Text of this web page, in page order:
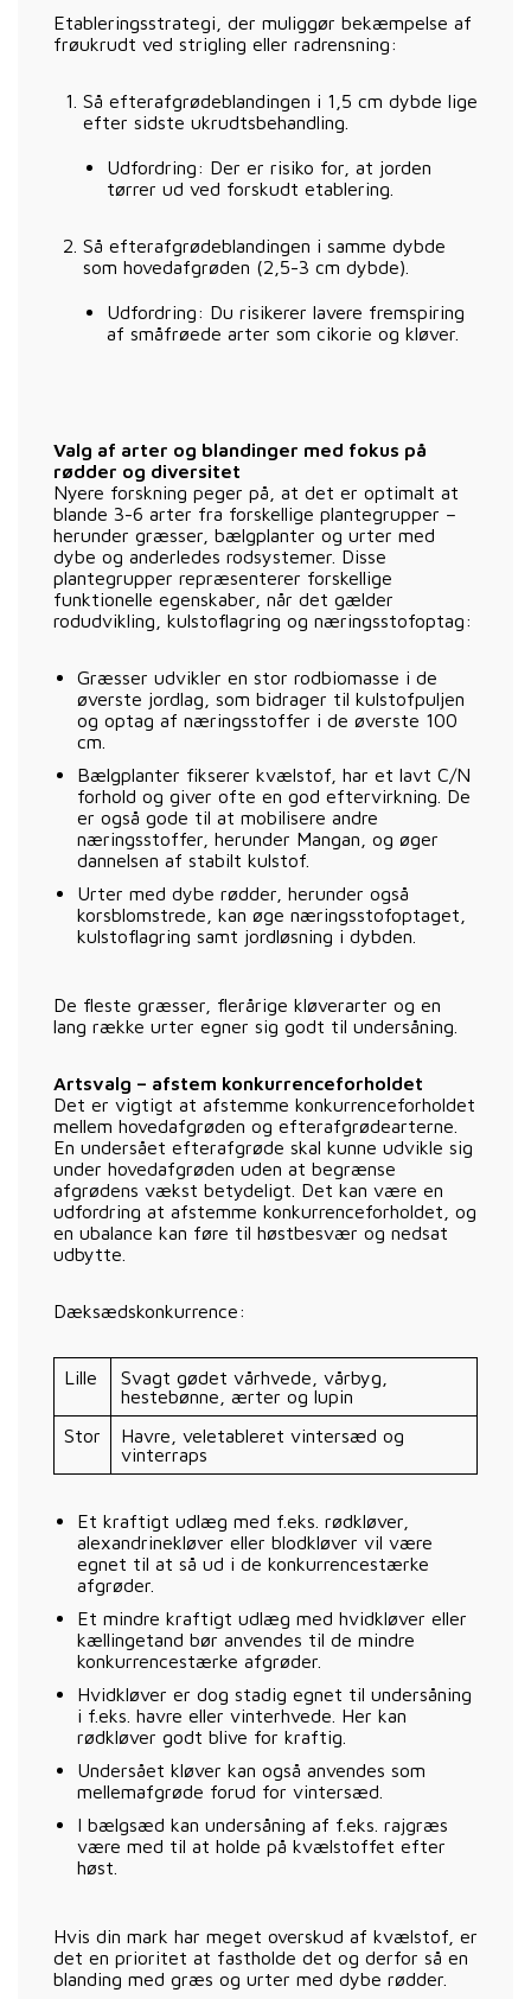
Etableringsstrategi, der muliggør bekæmpelse af
frøukrudt ved strigling eller radrensning:
Så efterafgrødeblandingen i 1,5 cm dybde lige
efter sidste ukrudtsbehandling.
Udfordring: Der er risiko for, at jorden
tørrer ud ved forskudt etablering.
Så efterafgrødeblandingen i samme dybde
som hovedafgrøden (2,5-3 cm dybde).
Udfordring: Du risikerer lavere fremspiring
af småfrøede arter som cikorie og kløver.
Valg af arter og blandinger med fokus på
rødder og diversitet
Nyere forskning peger på, at det er optimalt at
blande 3-6 arter fra forskellige plantegrupper –
herunder græsser, bælgplanter og urter med
dybe og anderledes rodsystemer. Disse
plantegrupper repræsenterer forskellige
funktionelle egenskaber, når det gælder
rodudvikling, kulstoflagring og næringsstofoptag:
Græsser udvikler en stor rodbiomasse i de
øverste jordlag, som bidrager til kulstofpuljen
og optag af næringsstoffer i de øverste 100
cm.
Bælgplanter fikserer kvælstof, har et lavt C/N
forhold og giver ofte en god eftervirkning. De
er også gode til at mobilisere andre
næringsstoffer, herunder Mangan, og øger
dannelsen af stabilt kulstof.
Urter med dybe rødder, herunder også
korsblomstrede, kan øge næringsstofoptaget,
kulstoflagring samt jordløsning i dybden.
De fleste græsser, flerårige kløverarter og en
lang række urter egner sig godt til undersåning.
Artsvalg – afstem konkurrenceforholdet
Det er vigtigt at afstemme konkurrenceforholdet
mellem hovedafgrøden og efterafgrødearterne.
En undersået efterafgrøde skal kunne udvikle sig
under hovedafgrøden uden at begrænse
afgrødens vækst betydeligt. Det kan være en
udfordring at afstemme konkurrenceforholdet, og
en ubalance kan føre til høstbesvær og nedsat
udbytte.
Dæksædskonkurrence:
Lille
Svagt gødet vårhvede, vårbyg,
hestebønne, ærter og lupin
Stor
Havre, veletableret vintersæd og
vinterraps
Et kraftigt udlæg med f.eks. rødkløver,
alexandrinekløver eller blodkløver vil være
egnet til at så ud i de konkurrencestærke
afgrøder.
Et mindre kraftigt udlæg med hvidkløver eller
kællingetand bør anvendes til de mindre
konkurrencestærke afgrøder.
Hvidkløver er dog stadig egnet til undersåning
i f.eks. havre eller vinterhvede. Her kan
rødkløver godt blive for kraftig.
Undersået kløver kan også anvendes som
mellemafgrøde forud for vintersæd.
I bælgsæd kan undersåning af f.eks. rajgræs
være med til at holde på kvælstoffet efter
høst.
Hvis din mark har meget overskud af kvælstof, er
det en prioritet at fastholde det og derfor så en
blanding med græs og urter med dybe rødder.